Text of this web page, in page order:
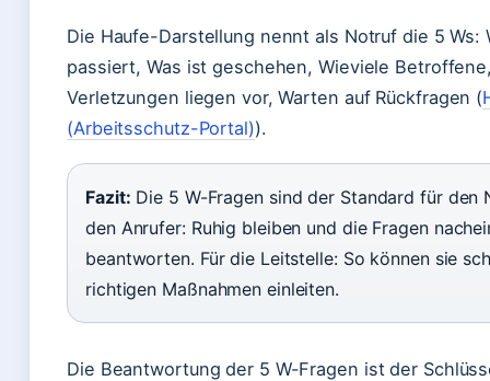
Die Haufe-Darstellung nennt als Notruf die 5 Ws:
passiert, Was ist geschehen, Wieviele
Verletzungen liegen vor, Warten auf Rückfragen (
(Arbeitsschutz-Portal)).
Fazit: Die 5 W-Fragen sind der Standard für den
den Anrufer: Ruhig bleiben und die Fragen
beantworten. Für die Leitstelle: So können sie
richtigen Maßnahmen einleiten.
Die Beantwortung der 5 W-Fragen ist der